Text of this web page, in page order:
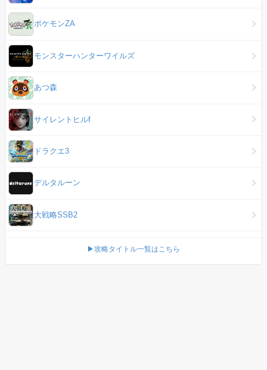
ポケモンZA
モンスターハンターワイルズ
あつ森
サイレントヒルf
ドラクエ3
デルタルーン
大戦略SSB2
▶攻略タイトル一覧はこちら